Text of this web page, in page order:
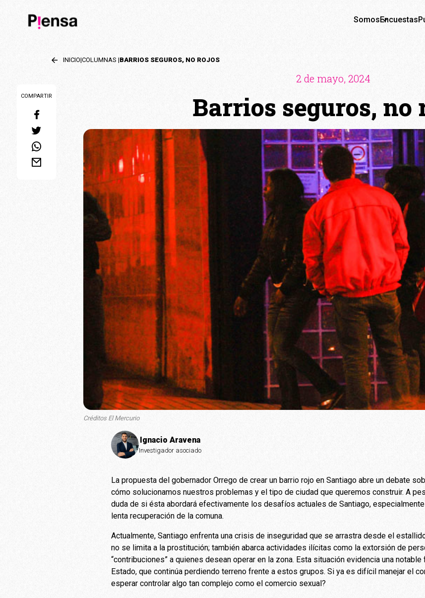
SomosEncuestas
INICIO|COLUMNAS |BARRIOS SEGUROS, NO ROJOS
COMPARTIR
2 de mayo, 2024
Barrios seguros, no
Créditos El Mercurio
Ignacio Aravena
Investigador asociado
La propuesta del gobernador Orrego de crear un barrio rojo en Santiago abre un debate
cómo solucionamos nuestros problemas y el tipo de ciudad que queremos construir. A
duda de si ésta abordará efectivamente los desafíos actuales de Santiago,
lenta recuperación de la comuna.
Actualmente, Santiago enfrenta una crisis de inseguridad que se arrastra desde el
no se limita a la prostitución; también abarca actividades ilícitas como la extorsión de
“contribuciones” a quienes desean operar en la zona. Esta situación evidencia una
Estado, que continúa perdiendo terreno frente a estos grupos. Si ya es difícil manejar el
esperar controlar algo tan complejo como el comercio sexual?